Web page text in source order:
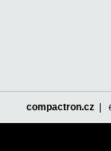
compactron.cz |